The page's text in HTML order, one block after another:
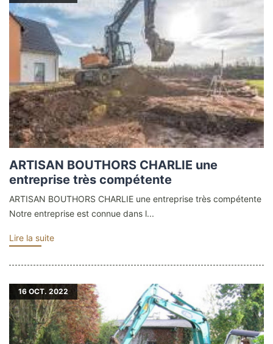
ARTISAN BOUTHORS CHARLIE une
entreprise très compétente
ARTISAN BOUTHORS CHARLIE une entreprise très compétente
Notre entreprise est connue dans l...
Lire la suite
16 OCT. 2022